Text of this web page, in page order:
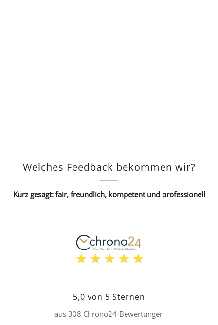
Welches Feedback bekommen wir?
Kurz gesagt: fair, freundlich, kompetent und professionell
5,0 von 5 Sternen
aus 308 Chrono24-Bewertungen